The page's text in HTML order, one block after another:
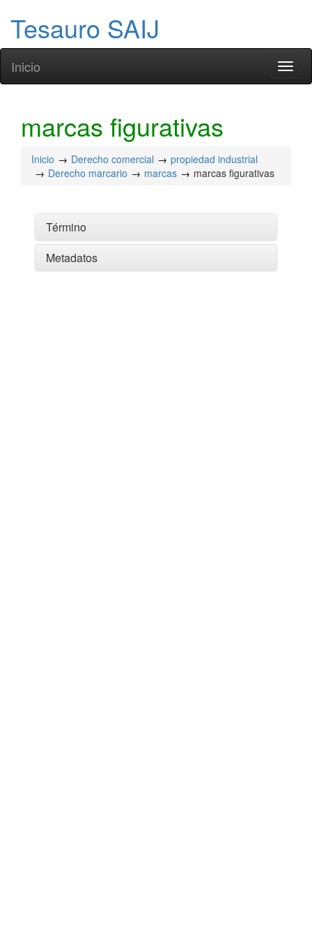
Tesauro SAIJ
Inicio
marcas figurativas
Inicio Derecho comercial
propiedad industrial
Derecho marcario
marcas marcas figurativas
Término
Metadatos